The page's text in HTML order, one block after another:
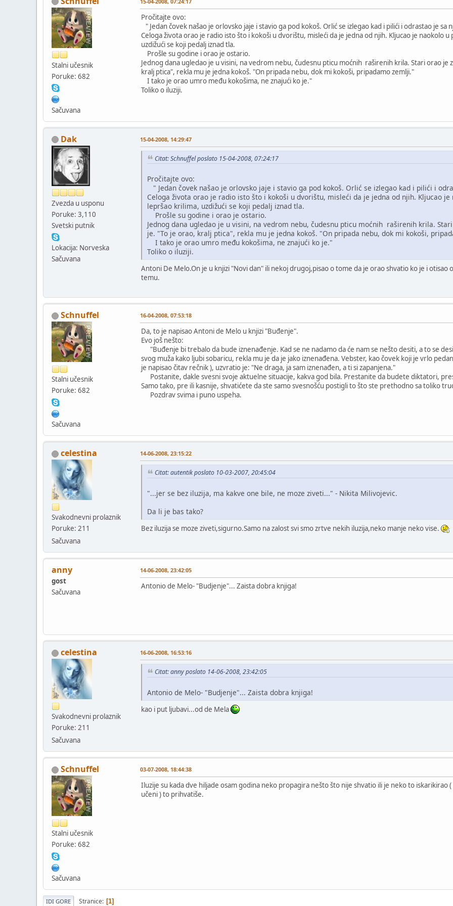
Stalni učesnik
Poruke: 682
Sačuvana
Pročitajte ovo:
" Jedan čovek našao je orlovsko jaje i stavio ga pod kokoš. Orlić se izlegao kad i pilići i odrastao je sa
Celoga života orao je radio isto što i kokoši u dvorištu, misleći da je jedna od njih. Kljucao je naokolo
uzdižući se koji pedalj iznad tla.
Prošle su godine i orao je ostario.
Jednog dana ugledao je u visini, na vedrom nebu, čudesnu pticu moćnih raširenih krila. Stari orao je
kralj ptica", rekla mu je jedna kokoš. "On pripada nebu, dok mi kokoši, pripadamo zemlji."
I tako je orao umro među kokošima, ne znajući ko je."
Toliko o iluziji.
Dak
Zvezda u usponu
Poruke: 3,110
Svetski putnik
Lokacija: Norveska
Sačuvana
15-04-2008, 14:29:47
Citat: Schnuffel poslato 15-04-2008, 07:24:17
Pročitajte ovo:
" Jedan čovek našao je orlovsko jaje i stavio ga pod kokoš. Orlić se izlegao kad i pilići i
Celoga života orao je radio isto što i kokoši u dvorištu, misleći da je jedna od njih. Kljucao
lepršao krilima, uzdižući se koji pedalj iznad tla.
Prošle su godine i orao je ostario.
Jednog dana ugledao je u visini, na vedrom nebu, čudesnu pticu moćnih raširenih krila.
je. "To je orao, kralj ptica", rekla mu je jedna kokoš. "On pripada nebu, dok mi kokoši,
I tako je orao umro među kokošima, ne znajući ko je."
Toliko o iluziji.
Antoni De Melo.On je u knjizi "Novi dan" ili nekoj drugoj,pisao o tome da je orao shvatio ko je i otisao
temu.
Schnuffel
Stalni učesnik
Poruke: 682
Sačuvana
16-04-2008, 07:53:18
Da, to je napisao Antoni de Melo u knjizi "Buđenje".
Evo još nešto:
"Buđenje bi trebalo da bude iznenađenje. Kad se ne nadamo da će nam se nešto desiti, a to se
svog muža kako ljubi sobaricu, rekla mu je da je jako iznenađena. Vebster, kao čovek koji je vrlo
je napisao čitav rečnik ), uzvratio je: "Ne draga, ja sam iznenađen, a ti si zapanjena."
Postanite, dakle svesni svoje aktuelne situacije, kakva god bila. Prestanite da budete diktatori,
Samo tako, pre ili kasnije, shvatićete da ste samo svesnošću postigli to što ste prethodno sa toliko
Pozdrav svima i puno uspeha.
celestina
Svakodnevni prolaznik
Poruke: 211
Sačuvana
14-06-2008, 23:15:22
Citat: autentik poslato 10-03-2007, 20:45:04
"...jer se bez iluzija, ma kakve one bile, ne moze ziveti..." - Nikita Milivojevic.
Da li je bas tako?
Bez iluzija se moze ziveti,sigurno.Samo na zalost svi smo zrtve nekih iluzija,neko manje neko vise.
anny
gost
Sačuvana
14-06-2008, 23:42:05
Antonio de Melo- "Budjenje"... Zaista dobra knjiga!
celestina
Svakodnevni prolaznik
Poruke: 211
Sačuvana
16-06-2008, 16:53:16
Citat: anny poslato 14-06-2008, 23:42:05
Antonio de Melo- "Budjenje"... Zaista dobra knjiga!
kao i put ljubavi...od de Mela
Schnuffel
Stalni učesnik
Poruke: 682
Sačuvana
03-07-2008, 18:44:38
Iluzije su kada dve hiljade osam godina neko propagira nešto što nije shvatio ili je neko to iskarikirao
učeni ) to prihvatiše.
IDI GORE Stranice 1